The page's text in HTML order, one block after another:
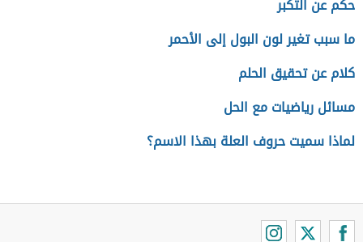
حكم عن التكبر
ما سبب تغير لون البول إلى الأحمر
كلام عن تحقيق الحلم
مسائل رياضيات مع الحل
لماذا سميت حروف العلة بهذا الاسم؟